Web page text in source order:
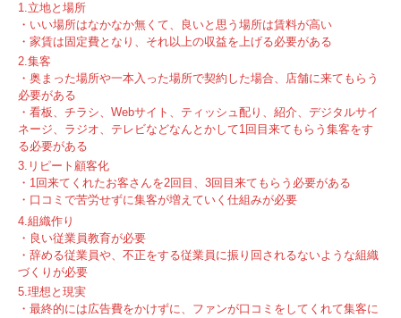
1.立地と場所
・いい場所はなかなか無くて、良いと思う場所は賃料が高い
・家賃は固定費となり、それ以上の収益を上げる必要がある
2.集客
・奥まった場所や一本入った場所で契約した場合、店舗に来てもらう
必要がある
・看板、チラシ、Webサイト、ティッシュ配り、紹介、デジタルサイ
ネージ、ラジオ、テレビなどなんとかして1回目来てもらう集客をす
る必要がある
3.リピート顧客化
・1回来てくれたお客さんを2回目、3回目来てもらう必要がある
・口コミで苦労せずに集客が増えていく仕組みが必要
4.組織作り
・良い従業員教育が必要
・辞める従業員や、不正をする従業員に振り回されるないような組織
づくりが必要
5.理想と現実
・最終的には広告費をかけずに、ファンが口コミをしてくれて集客に